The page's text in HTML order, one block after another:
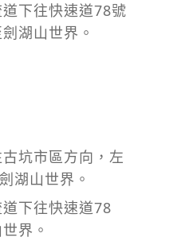
下往快速道78號
湖山世界。
坑市區方向，左
湖山世界。
下往快速道78
界。